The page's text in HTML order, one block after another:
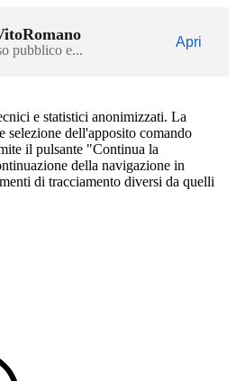
pubblico e...
Apri
e statistici anonimizzati. La
selezione dell'apposito comando
il pulsante "Continua la
della navigazione in
di tracciamento diversi da quelli